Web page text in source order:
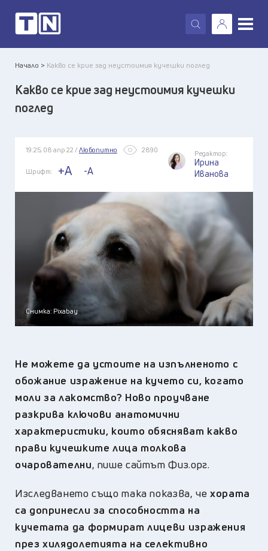
X
Начало > Какво се крие зад неустоимия кучешки поглед
Какво се крие зад неустоимия кучешки
поглед
19:25, 08 апр 22 / Любопитно 2890
Шрифт: +A -A
Редактор:
Ирина
Иванова
Снимка: Pixabay
Не можете да устоите на изпълненото с
обожание изражение на кучето си, когато
моли за лакомство? Ново проучване
разкрива ключови анатомични
характеристики, които обясняват какво
прави кучешките лица толкова
очарователни, пише сайтът Физ.орг.
Изследването също така показва, че хората
са допринесли за способността на
кучетата да формират лицеви изражения
през хилядолетията на селективно